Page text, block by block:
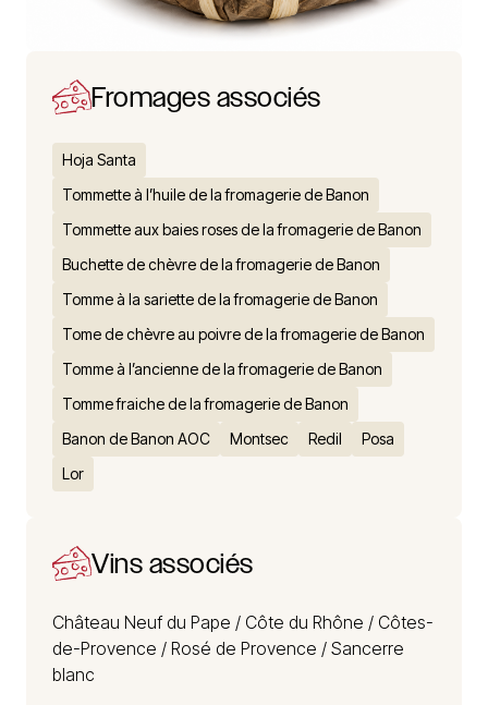
Fromages associés
Hoja Santa
Tommette à l’huile de la fromagerie de Banon
Tommette aux baies roses de la fromagerie de Banon
Buchette de chèvre de la fromagerie de Banon
Tomme à la sariette de la fromagerie de Banon
Tome de chèvre au poivre de la fromagerie de Banon
Tomme à l’ancienne de la fromagerie de Banon
Tomme fraiche de la fromagerie de Banon
Banon de Banon AOC
Montsec Redil
Posa
Lor
Vins associés
Château Neuf du Pape / Côte du Rhône / Côtes-
de-Provence / Rosé de Provence / Sancerre
blanc